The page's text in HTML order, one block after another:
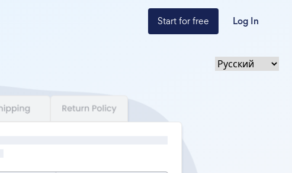
Start for free Log In